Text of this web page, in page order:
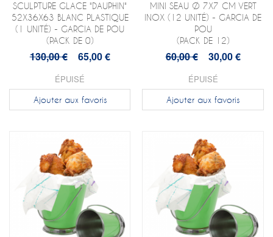
SCULPTURE GLACE "DAUPHIN"
52X36X63 BLANC PLASTIQUE
(1 UNITÉ) - GARCIA DE POU
(PACK DE 0)
130,00 € 65,00 €
ÉPUISÉ
Ajouter aux favoris
MINI SEAU Ø 7X7 CM VERT
INOX (12 UNITÉ) - GARCIA DE
POU
(PACK DE 12)
60,00 € 30,00 €
ÉPUISÉ
Ajouter aux favoris